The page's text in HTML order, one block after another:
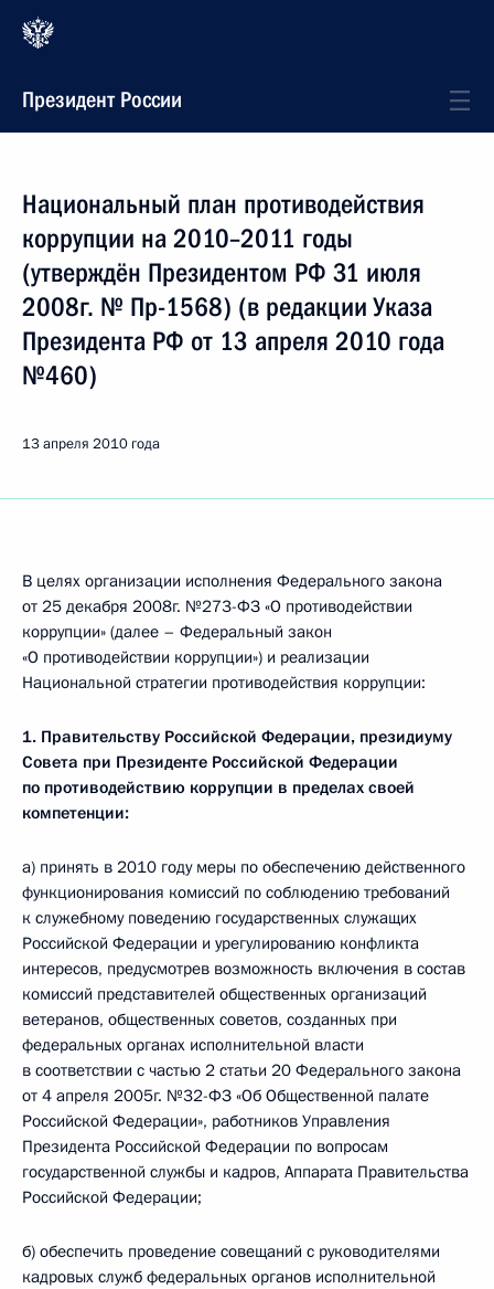
Президент России
Национальный план противодействия
коррупции на 2010–2011 годы
(утверждён Президентом РФ 31 июля
2008г. № Пр-1568) (в редакции Указа
Президента РФ от 13 апреля 2010 года
№460)
13 апреля 2010 года
В целях организации исполнения Федерального закона
от 25 декабря 2008г. №273-ФЗ «О противодействии
коррупции» (далее – Федеральный закон
«О противодействии коррупции») и реализации
Национальной стратегии противодействия коррупции:
1. Правительству Российской Федерации, президиуму
Совета при Президенте Российской Федерации
по противодействию коррупции в пределах своей
компетенции:
а) принять в 2010 году меры по обеспечению действенного
функционирования комиссий по соблюдению требований
к служебному поведению государственных служащих
Российской Федерации и урегулированию конфликта
интересов, предусмотрев возможность включения в состав
комиссий представителей общественных организаций
ветеранов, общественных советов, созданных при
федеральных органах исполнительной власти
в соответствии с частью 2 статьи 20 Федерального закона
от 4 апреля 2005г. №32-ФЗ «Об Общественной палате
Российской Федерации», работников Управления
Президента Российской Федерации по вопросам
государственной службы и кадров, Аппарата Правительства
Российской Федерации;
б) обеспечить проведение совещаний с руководителями
кадровых служб федеральных органов исполнительной